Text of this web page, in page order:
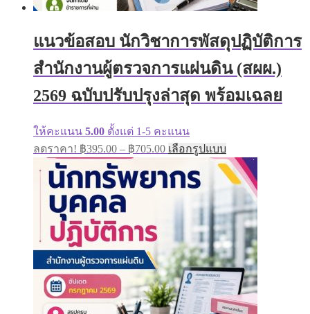
แนวข้อสอบ นักวิชาการพัสดุปฏิบัติการ
สำนักงานผู้ตรวจการแผ่นดิน (สผผ.)
2569 ฉบับปรับปรุงล่าสุด พร้อมเฉลย
ให้คะแนน 5.00 ตั้งแต่ 1-5 คะแนน
ลดราคา! ฿395.00 – ฿705.00Price
range:
฿395.00
through
เลือกรูปแบบ
product
has
multiple
variants.
The
options
may
be
chosen
on
the
product
page